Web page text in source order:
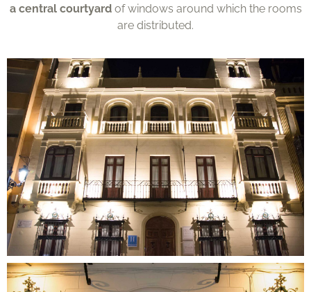
a central courtyardof windows around which the rooms
are distributed.